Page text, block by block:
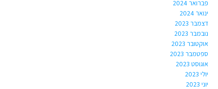
פברואר 2024
ינואר 2024
דצמבר 2023
נובמבר 2023
אוקטובר 2023
ספטמבר 2023
אוגוסט 2023
יולי 2023
יוני 2023